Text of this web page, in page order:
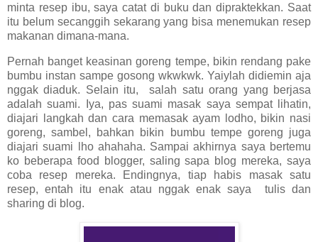
minta resep ibu, saya catat di buku dan dipraktekkan. Saat
itu belum secanggih sekarang yang bisa menemukan resep
makanan dimana-mana.
Pernah banget keasinan goreng tempe, bikin rendang pake
bumbu instan sampe gosong wkwkwk. Yaiylah didiemin aja
nggak diaduk. Selain itu, salah satu orang yang berjasa
adalah suami. Iya, pas suami masak saya sempat lihatin,
diajari langkah dan cara memasak ayam lodho, bikin nasi
goreng, sambel, bahkan bikin bumbu tempe goreng juga
diajari suami lho ahahaha. Sampai akhirnya saya bertemu
ko beberapa food blogger, saling sapa blog mereka, saya
coba resep mereka. Endingnya, tiap habis masak satu
resep, entah itu enak atau nggak enak saya tulis dan
sharing di blog.